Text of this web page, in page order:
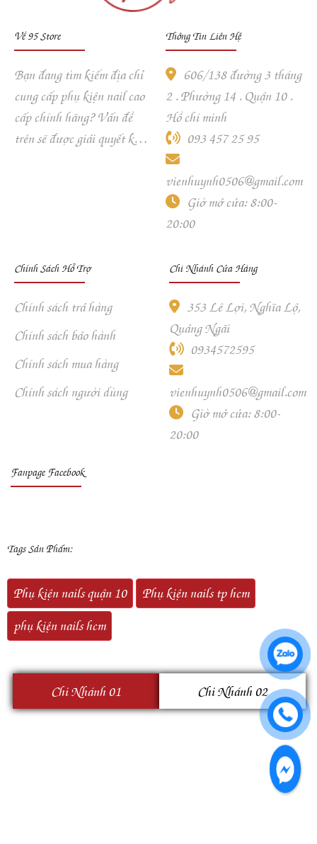
Về 95 Store
Bạn đang tìm kiếm địa chỉ
cung cấp phụ kiện nail cao
cấp chính hãng? Vấn đề
trên sẽ được giải quyết khi
Thông Tin Liên Hệ
606/138 đường 3 tháng
2 . Phường 14 . Quận 10 .
Hồ chí minh
093 457 25 95
vienhuynh0506@gmail.com
Giờ mở cửa: 8:00-
20:00
Chính Sách Hỗ Trợ
Chính sách trả hàng
Chính sách bảo hành
Chính sách mua hàng
Chính sách người dùng
Chi Nhánh Cửa Hàng
353 Lê Lợi, Nghĩa Lộ,
Quảng Ngãi
0934572595
vienhuynh0506@gmail.com
Giờ mở cửa: 8:00-
20:00
Fanpage Facebook
Tags Sản Phẩm:
Phụ kiện nails quận 10
Phụ kiện nails tp hcm
phụ kiện nails hcm
Chi Nhánh 01 Chi Nhánh 02